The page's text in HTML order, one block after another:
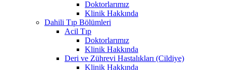
Doktorlarımız
Klinik Hakkında
Dahili Tıp Bölümleri
Acil Tıp
Doktorlarımız
Klinik Hakkında
Deri ve Zührevi Hastalıkları (Cildiye)
Klinik Hakkında